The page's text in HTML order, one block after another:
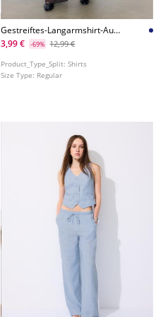
Gestreiftes-Langarmshirt-Aus-
Baumwolle
3,99 € -69% 12,99 €
Product_Type_Split:Shirts
Size Type: Regular